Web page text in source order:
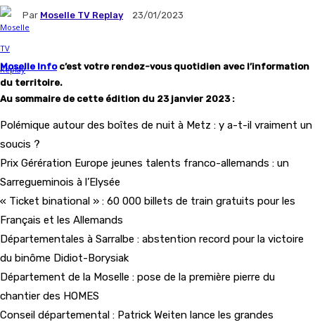
Par Moselle TV Replay 23/01/2023
Moselle Infoc’est votre rendez-vous quotidien avec l’information
du territoire.
Au sommaire de cette édition du 23 janvier 2023 :
Polémique autour des boîtes de nuit à Metz : y a-t-il vraiment un
soucis ?
Prix Gérération Europe jeunes talents franco-allemands : un
Sarregueminois à l’Elysée
« Ticket binational » : 60 000 billets de train gratuits pour les
Français et les Allemands
Départementales à Sarralbe : abstention record pour la victoire
du binôme Didiot-Borysiak
Département de la Moselle : pose de la première pierre du
chantier des HOMES
Conseil départemental : Patrick Weiten lance les grandes